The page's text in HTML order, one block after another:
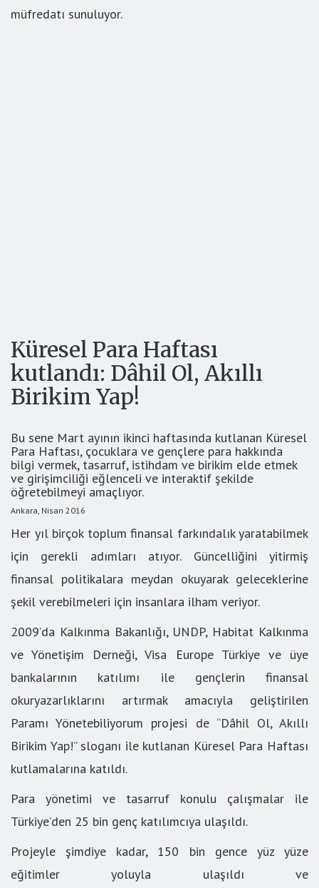
müfredatı sunuluyor.
Küresel Para Haftası
kutlandı: Dâhil Ol, Akıllı
Birikim Yap!
Bu sene Mart ayının ikinci haftasında kutlanan Küresel
Para Haftası, çocuklara ve gençlere para hakkında
bilgi vermek, tasarruf, istihdam ve birikim elde etmek
ve girişimciliği eğlenceli ve interaktif şekilde
öğretebilmeyi amaçlıyor.
Ankara, Nisan 2016
Her yıl birçok toplum finansal farkındalık yaratabilmek
için gerekli adımları atıyor. Güncelliğini yitirmiş
finansal politikalara meydan okuyarak geleceklerine
şekil verebilmeleri için insanlara ilham veriyor.
2009’da Kalkınma Bakanlığı, UNDP, Habitat Kalkınma
ve Yönetişim Derneği, Visa Europe Türkiye ve üye
bankalarının katılımı ile gençlerin finansal
okuryazarlıklarını artırmak amacıyla geliştirilen
Paramı Yönetebiliyorum projesi de “Dâhil Ol, Akıllı
Birikim Yap!” sloganı ile kutlanan Küresel Para Haftası
kutlamalarına katıldı.
Para yönetimi ve tasarruf konulu çalışmalar ile
Türkiye’den 25 bin genç katılımcıya ulaşıldı.
Projeyle şimdiye kadar, 150 bin gence yüz yüze
eğitimler yoluyla ulaşıldı ve